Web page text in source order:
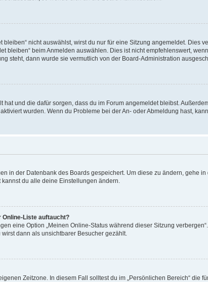
nicht auswählst, wirst du nur für eine Sitzung angemeldet. Dies
bleiben“ beim Anmelden auswählen. Dies ist nicht empfehlenswert,
steht, dann wurde sie vermutlich von der Board-Administration
hat und die dafür sorgen, dass du im Forum angemeldet bleibst.
wurden. Wenn du Probleme bei der An- oder Abmeldung hast,
in der Datenbank des Boards gespeichert. Um diese zu ändern, gehe
du alle deine Einstellungen ändern.
Online-Liste auftaucht?
eine Option „Meinen Online-Status während dieser Sitzung
dann als unsichtbarer Besucher gezählt.
Zeitzone. In diesem Fall solltest du im „Persönlichen Bereich“ die